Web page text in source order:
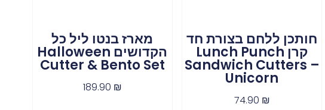
חותכן ללחם בצורת חד
קרן Lunch Punch
Sandwich Cutters –
Unicorn
74.90 ₪
מארז בנטו ליל כל
הקדושים Halloween
Cutter & Bento Set
189.90 ₪